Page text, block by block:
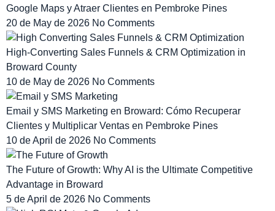
Google Maps y Atraer Clientes en Pembroke Pines
20 de May de 2026 No Comments
High-Converting Sales Funnels & CRM Optimization in
Broward County
10 de May de 2026 No Comments
Email y SMS Marketing en Broward: Cómo Recuperar
Clientes y Multiplicar Ventas en Pembroke Pines
10 de April de 2026 No Comments
The Future of Growth: Why AI is the Ultimate Competitive
Advantage in Broward
5 de April de 2026 No Comments